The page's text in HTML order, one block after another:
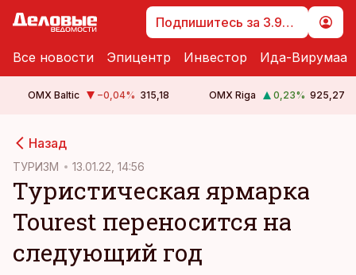
Подпишитесь за 3.99 €
Все новости Эпицентр Инвестор Ида-Вирумаа
OMX Baltic −0,04% 315,18 OMX Riga 0,23% 925,27
Назад
ТУРИЗМ 13.01.22, 14:56
Туристическая ярмарка
Tourest переносится на
следующий год